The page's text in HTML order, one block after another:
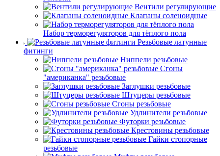
Вентили регулирующие
Клапаны соленоидные
Набор терморегуляторов для тёплого пола
Резьбовые латунные
фитинги
Ниппели резьбовые
Сгоны
"американка" резьбовые
Заглушки резьбовые
Штуцеры резьбовые
Сгоны резьбовые
Удлинители резьбовые
Футорки резьбовые
Крестовины резьбовые
Гайки стопорные
резьбовые